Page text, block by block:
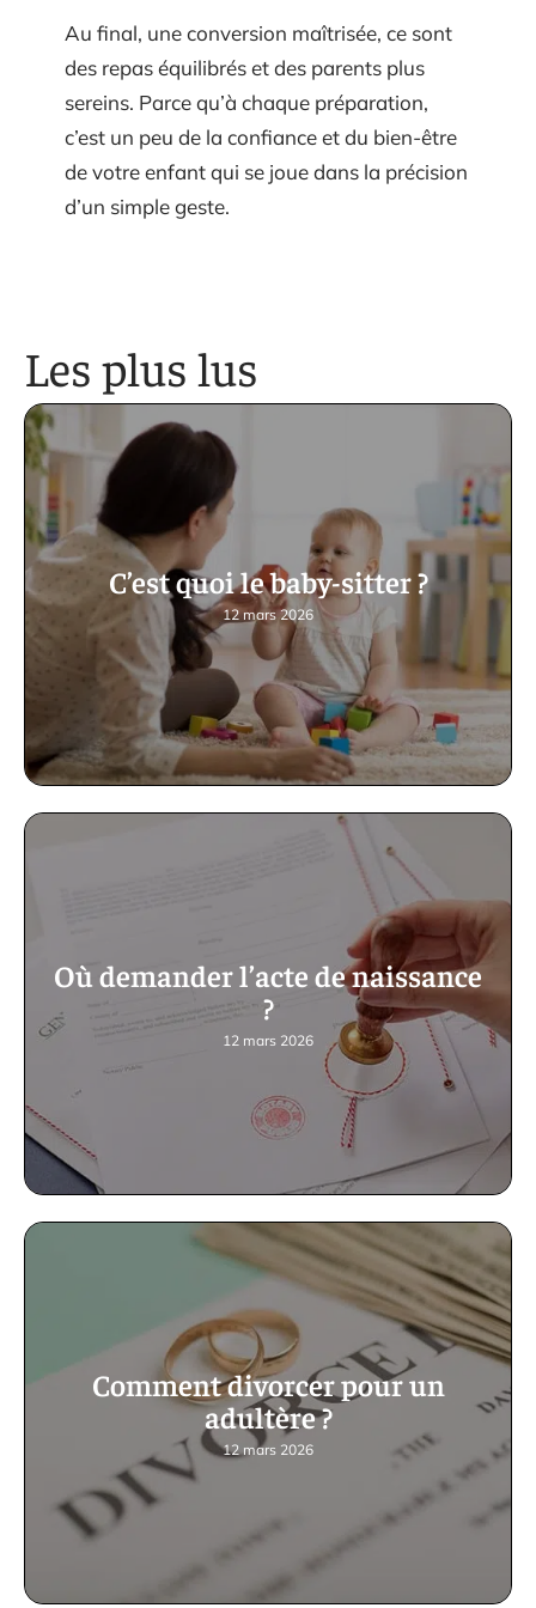
Au final, une conversion maîtrisée, ce sont
des repas équilibrés et des parents plus
sereins. Parce qu’à chaque préparation,
c’est un peu de la confiance et du bien-être
de votre enfant qui se joue dans la précision
d’un simple geste.
Les plus lus
C’est quoi le baby-sitter ?
12 mars 2026
Où demander l’acte de naissance
?
12 mars 2026
Comment divorcer pour un
adultère ?
12 mars 2026